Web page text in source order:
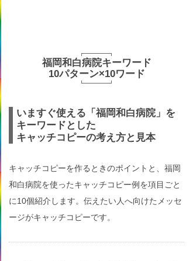
福岡和白病院キーワード
10パターン×10ワード
いますぐ使える「福岡和白病院」を
キーワードとした
キャッチコピーの考え方と見本
キャッチコピーを作るときのポイントと、福岡
和白病院を使ったキャッチコピー例を項目ごと
に10個紹介します。伝えたい人へ向けたメッセ
ージがキャッチコピーです。